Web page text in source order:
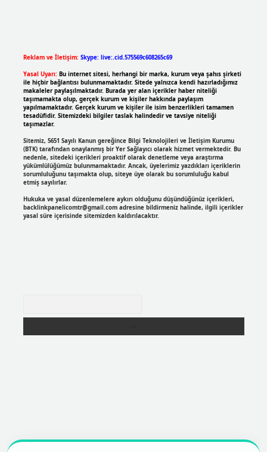
Reklam ve İletişim: Skype: live:.cid.575569c608265c69
Yasal Uyarı: Bu internet sitesi, herhangi bir marka, kurum veya şahıs şirketi
ile hiçbir bağlantısı bulunmamaktadır. Sitede yalnızca kendi hazırladığımız
makaleler paylaşılmaktadır. Burada yer alan içerikler haber niteliği
taşımamakta olup, gerçek kurum ve kişiler hakkında paylaşım
yapılmamaktadır. Gerçek kurum ve kişiler ile isim benzerlikleri tamamen
tesadüfidir. Sitemizdeki bilgiler taslak halindedir ve tavsiye niteliği
taşımazlar.
Sitemiz, 5651 Sayılı Kanun gereğince Bilgi Teknolojileri ve İletişim Kurumu
(BTK) tarafından onaylanmış bir Yer Sağlayıcı olarak hizmet vermektedir. Bu
nedenle, sitedeki içerikleri proaktif olarak denetleme veya araştırma
yükümlülüğümüz bulunmamaktadır. Ancak, üyelerimiz yazdıkları içeriklerin
sorumluluğunu taşımakta olup, siteye üye olarak bu sorumluluğu kabul
etmiş sayılırlar.
Hukuka ve yasal düzenlemelere aykırı olduğunu düşündüğünüz içerikleri,
backlinkpanelicomtr@gmail.comadresine bildirmeniz halinde, ilgili içerikler
yasal süre içerisinde sitemizden kaldırılacaktır.